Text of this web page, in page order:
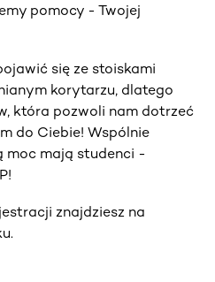
pomocy - Twojej
się ze stoiskami
korytarzu, dlatego
która pozwoli nam dotrzeć
do Ciebie! Wspólnie
moc mają studenci -
znajdziesz na